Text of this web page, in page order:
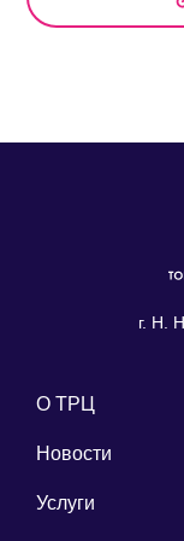
Услуги
Новости
О ТРЦ
г. Н.